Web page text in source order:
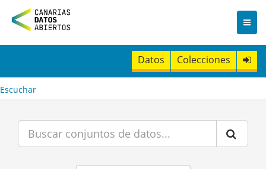
n
t
Datos Colecciones
Escuchar